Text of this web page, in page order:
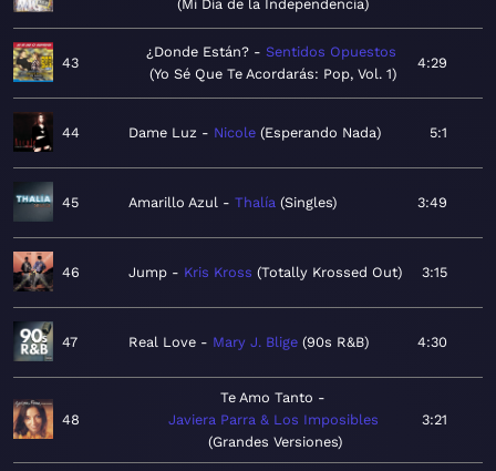
Mi Día de la Independencia
43
¿Donde Están?
Sentidos Opuestos
Yo Sé Que Te Acordarás: Pop, Vol. 1
4:29
44 Dame Luz Nicole Esperando Nada 5:1
45 Amarillo Azul Thalía Singles 3:49
46 Jump Kris Kross Totally Krossed Out 3:15
47 Real Love Mary J. Blige 90s R&B 4:30
48
Te Amo Tanto
Javiera Parra & Los Imposibles
Grandes Versiones
3:21